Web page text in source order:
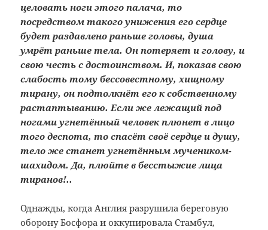
целовать ноги этого палача, то
посредством такого унижения его сердце
будет раздавлено раньше головы, душа
умрёт раньше тела. Он потеряет и голову, и
свою честь с достоинством. И, показав свою
слабость тому бессовестному, хищному
тирану, он подтолкнёт его к собственному
растаптыванию. Если же лежащий под
ногами угнетённый человек плюнет в лицо
того деспота, то спасёт своё сердце и душу,
тело же станет угнетённым мучеником-
шахидом. Да, плюйте в бесстыжие лица
тиранов!..
Однажды, когда Англия разрушила береговую
оборону Босфора и оккупировала Стамбул,